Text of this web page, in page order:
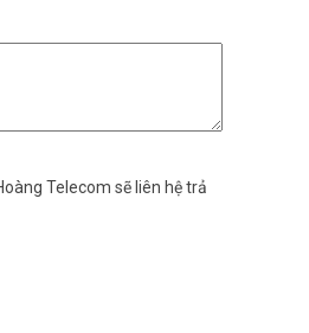
Backup)
Telecom sẽ liên hệ trả